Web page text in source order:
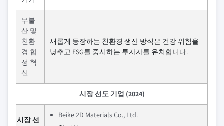
무불
산 및
친환
경 합
성 혁
신
새롭게 등장하는 친환경 생산 방식은 건강 위험을
낮추고 ESG를 중시하는 투자자를 유치합니다.
시장 선도 기업 (2024)
시장 선
Beike 2D Materials Co., Ltd.